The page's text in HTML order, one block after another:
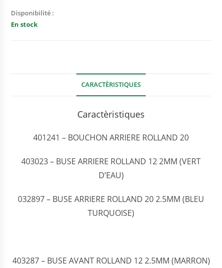
Disponibilité :
En stock
CARACTÈRISTIQUES
Caractèristiques
401241 – BOUCHON ARRIERE ROLLAND 20
403023 – BUSE ARRIERE ROLLAND 12 2MM (VERT
D’EAU)
032897 – BUSE ARRIERE ROLLAND 20 2.5MM (BLEU
TURQUOISE)
403287 – BUSE AVANT ROLLAND 12 2.5MM (MARRON)